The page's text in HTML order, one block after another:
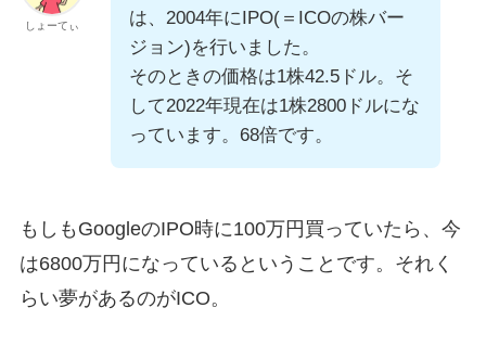
しょーてぃ
は、2004年にIPO(＝ICOの株バー
ジョン)を行いました。
そのときの価格は1株42.5ドル。そ
して2022年現在は1株2800ドルにな
っています。68倍です。
もしもGoogleのIPO時に100万円買っていたら、今
は6800万円になっているということです。それく
らい夢があるのがICO。